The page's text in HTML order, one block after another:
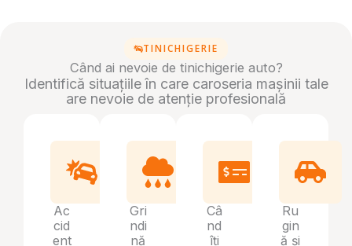
TINICHIGERIE
Când ai nevoie de tinichigerie auto?
Identifică situațiile în care caroseria mașinii tale
are nevoie de atenție profesională
Ac
cid
ent
Gri
ndi
nă
Câ
nd
îți
Ru
gin
ă și